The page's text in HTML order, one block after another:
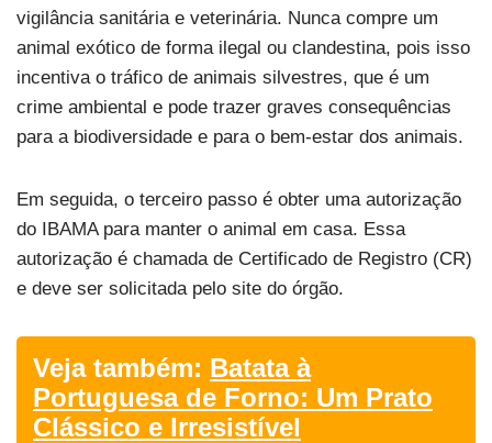
vigilância sanitária e veterinária. Nunca compre um
animal exótico de forma ilegal ou clandestina, pois isso
incentiva o tráfico de animais silvestres, que é um
crime ambiental e pode trazer graves consequências
para a biodiversidade e para o bem-estar dos animais.
Em seguida, o terceiro passo é obter uma autorização
do IBAMA para manter o animal em casa. Essa
autorização é chamada de Certificado de Registro (CR)
e deve ser solicitada pelo site do órgão.
Veja também: Batata à
Portuguesa de Forno: Um Prato
Clássico e Irresistível